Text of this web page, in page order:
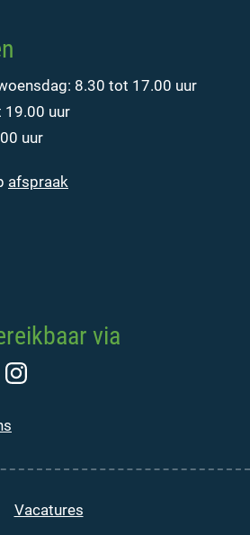
8.30 tot 17.00 uur
19.00 uur
uur
afspraak
via
Vacatures